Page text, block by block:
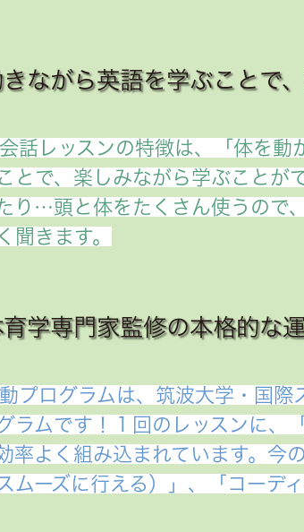
きながら英語を学ぶことで
話レッスンの特徴は、「体を動
とで、楽しみながら学ぶことが
り…頭と体をたくさん使うので
聞きます。
学専門家監修の本格的な
プログラムは、筑波大学・国
ラムです！１回のレッスンに、
率よく組み込まれています。
ムーズに行える）」、「コーデ